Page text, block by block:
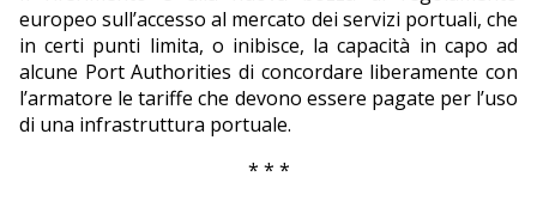
europeo sull’accesso al mercato dei servizi portuali, che
in certi punti limita, o inibisce, la capacità in capo ad
alcune Port Authorities di concordare liberamente con
l’armatore le tariffe che devono essere pagate per l’uso
di una infrastruttura portuale.
* * *